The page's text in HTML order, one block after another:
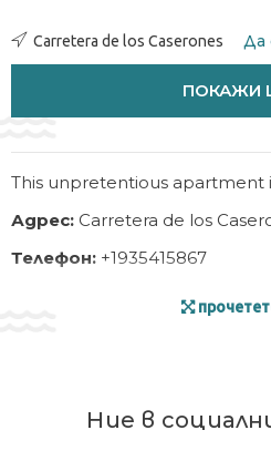
Carretera de los Caserones Да
ПОКАЖИ
This unpretentious apartment
Адрес: Carretera de los
Телефон: +1935415867
Ние в